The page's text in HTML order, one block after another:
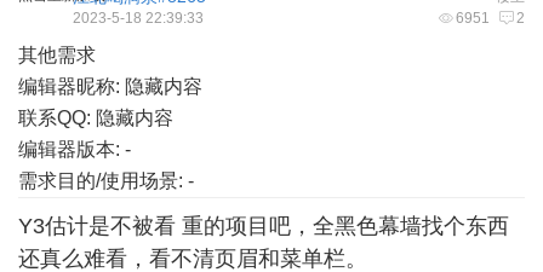
6951 2
2023-5-18 22:39:33
其他需求
编辑器昵称: 隐藏内容
联系QQ: 隐藏内容
编辑器版本: -
需求目的/使用场景: -
Y3估计是不被看 重的项目吧，全黑色幕墙找个东西
还真么难看，看不清页眉和菜单栏。